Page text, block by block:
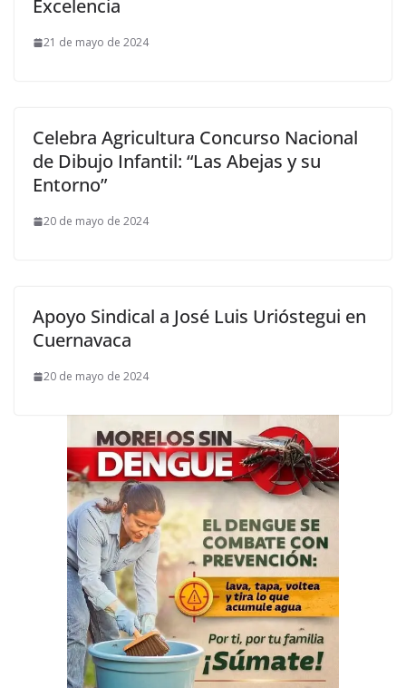
Excelencia
21 de mayo de 2024
Celebra Agricultura Concurso Nacional
de Dibujo Infantil: “Las Abejas y su
Entorno”
20 de mayo de 2024
Apoyo Sindical a José Luis Urióstegui en
Cuernavaca
20 de mayo de 2024